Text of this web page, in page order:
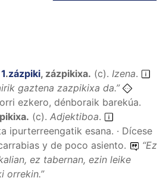
1.zázpiki, zázpikixa. (c). Izena.
gaztena zazpikixa da.”
ezkero, dénboraik barekúa.
. (c). Adjektiboa.
ipurterreengatik esana. · Dícese
y de poco asiento.
“Ez
ez tabernan, ezin leike
orrekin.”